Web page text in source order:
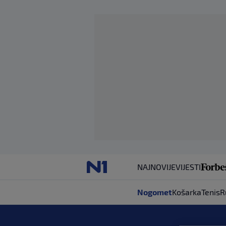
NAJNOVIJEVIJESTI
NogometKošarkaTenis